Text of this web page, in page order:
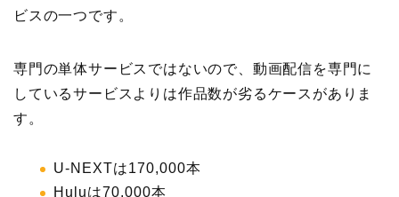
ビスの一つです。
専門の単体サービスではないので、動画配信を専門に
しているサービスよりは作品数が劣るケースがありま
す。
U-NEXTは170,000本
Huluは70,000本